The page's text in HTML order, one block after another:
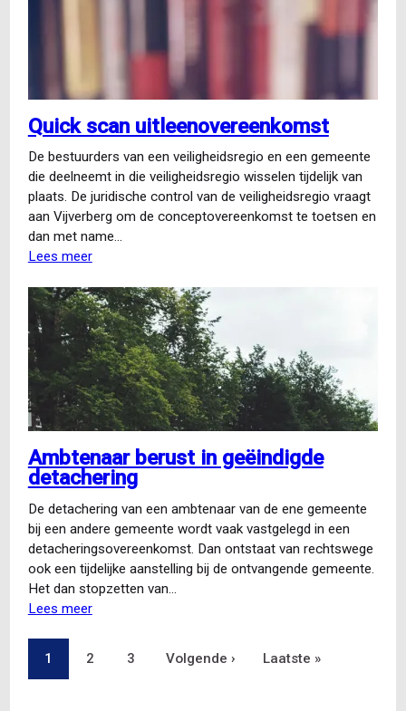
Quick scan uitleenovereenkomst
De bestuurders van een veiligheidsregio en een gemeente
die deelneemt in die veiligheidsregio wisselen tijdelijk van
plaats. De juridische control van de veiligheidsregio vraagt
aan Vijverberg om de conceptovereenkomst te toetsen en
dan met name…
Lees meerover
scan
uitleenovereenkomst
Ambtenaar berust in geëindigde
detachering
De detachering van een ambtenaar van de ene gemeente
bij een andere gemeente wordt vaak vastgelegd in een
detacheringsovereenkomst. Dan ontstaat van rechtswege
ook een tijdelijke aanstelling bij de ontvangende gemeente.
Het dan stopzetten van…
Lees meerover
in
Paginering
Pagina
1 Pagina
2 Pagina
3 Volgende
Volgende › Laatste
Laatste »